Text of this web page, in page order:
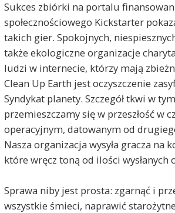
Sukces zbiórki na portalu
społecznościowego Kickstarter
takich gier. Spokojnych,
także ekologiczne organizacje
ludzi w internecie, którzy mają
Clean Up Earth jest oczyszczenie
Syndykat planety. Szczegół tkwi w
przemieszczamy się w przeszłość w
operacyjnym, datowanym od
Nasza organizacja wysyła gracza na
które wręcz toną od ilości wysłanych
Sprawa niby jest prosta: zgarnąć i
wszystkie śmieci, naprawić